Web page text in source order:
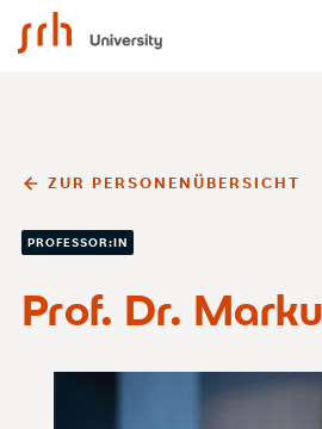
SRH University
ZUR PERSONENÜBERSICHT
PROFESSOR:IN
Prof. Dr.